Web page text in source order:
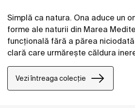
Simplă ca natura. Ona aduce un
forme ale naturii din Marea
funcțională fără a părea
clară care urmărește căldura
natural, concepută pentru cei care
puterea peisajelor liniștite.
Vezi întreaga colecție